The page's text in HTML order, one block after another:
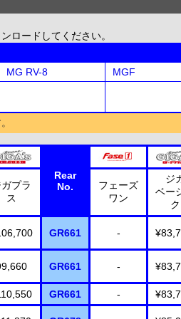
ロードしてください。
MG RV-8 MGF
Rear
No.
プラ
ス
フェーズ
ワン
ジ
ベー
ク
GR661 -
GR661 -
GR661 -